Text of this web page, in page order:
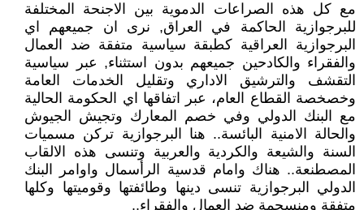
مع كل هذه الصراعات الدموية بين الاجنحة المختلفة
للبرجوازية الحاكمة في العراق, نرى ان جميعهم اي
البرجوازية العراقية كطبقة سياسية متفقة ضد العمال
والفقراء والكادحين جميعهم بدون استثناء, عبر سياسية
التقشف والترشيق الاداري وتقليل الخدمات العامة
وخصخصة القطاع العام، عبر اتفاقها اي الحكومة الحالية
مع البنك الدولي وفي خصم المعارك وتجيش الجيوش
والحالة الامنية البائسة.. هنا البرجوازية تركن مسميات
السنة والشيعة والكردية والعربية وتنسى هذه الالقاب
المصطنعة.. هناك وامام قدسية الرأسمال واوامر البنك
الدولي البرجوازية تنسى دينها وطائفتها وقوميتها وكلها
متفقة ومنسجمة ضد العمال والفقراء..